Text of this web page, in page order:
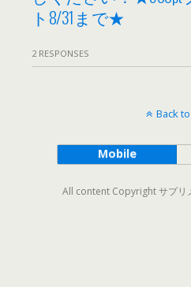
ト8/31まで★
2 RESPONSES
Back
Mobile
All content Copyright サプリ